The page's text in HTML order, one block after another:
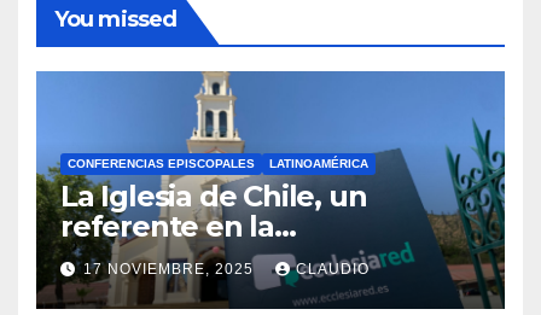
You missed
CONFERENCIAS EPISCOPALES LATINOAMÉRICA
La Iglesia de Chile, un
referente en la
transformación digital
gracias a Ecclesiared
17 NOVIEMBRE, 2025 CLAUDIO
N